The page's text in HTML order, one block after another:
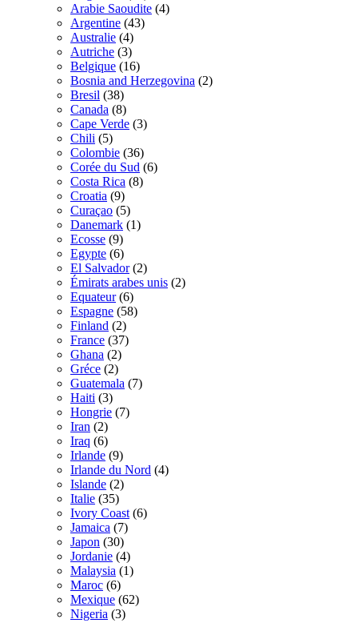
Arabie Saoudite (4)
Argentine (43)
Australie (4)
Autriche (3)
Belgique (16)
Bosnia and Herzegovina (2)
Bresil (38)
Canada (8)
Cape Verde (3)
Chili (5)
Colombie (36)
Corée du Sud (6)
Costa Rica (8)
Croatia (9)
Curaçao (5)
Danemark (1)
Ecosse (9)
Egypte (6)
El Salvador (2)
Émirats arabes unis (2)
Equateur (6)
Espagne (58)
Finland (2)
France (37)
Ghana (2)
Gréce (2)
Guatemala (7)
Haiti (3)
Hongrie (7)
Iran (2)
Iraq (6)
Irlande (9)
Irlande du Nord (4)
Islande (2)
Italie (35)
Ivory Coast (6)
Jamaica (7)
Japon (30)
Jordanie (4)
Malaysia (1)
Maroc (6)
Mexique (62)
Nigeria (3)